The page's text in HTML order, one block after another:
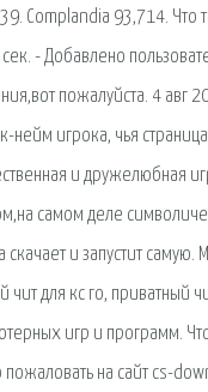
Complandia 93,714. Что
- Добавлено
пожалуйста. 4 авг
нейм игрока, чья
и дружелюбная
самом деле
и запустит самую.
чит для кс го,
игр и программ.
на сайт cs-